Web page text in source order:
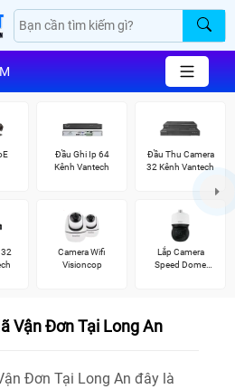
Đầu Ghi Ip 64
Kênh Vantech
Đầu Thu Camera
32 Kênh Vantech
Camera Wifi
Visioncop
Lắp Camera
Speed Dome
Vận Đơn Tại Long An
Đơn Tại Long An đây là